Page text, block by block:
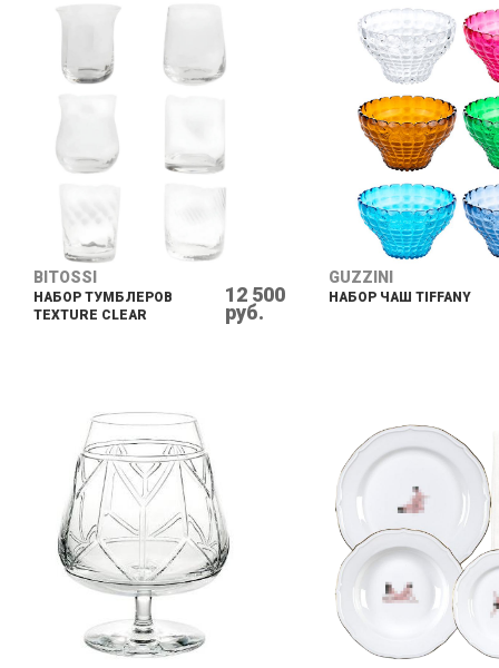
BITOSSI
НАБОР ТУМБЛЕРОВ
TEXTURE CLEAR
12 500
руб.
GUZZINI
НАБОР ЧАШ TIFFANY